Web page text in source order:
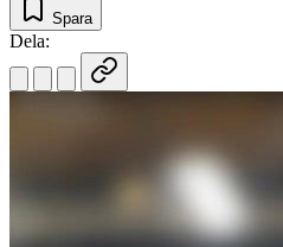
Spara
Dela: